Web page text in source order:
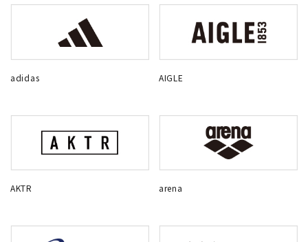
adidas AIGLE
AKTR arena